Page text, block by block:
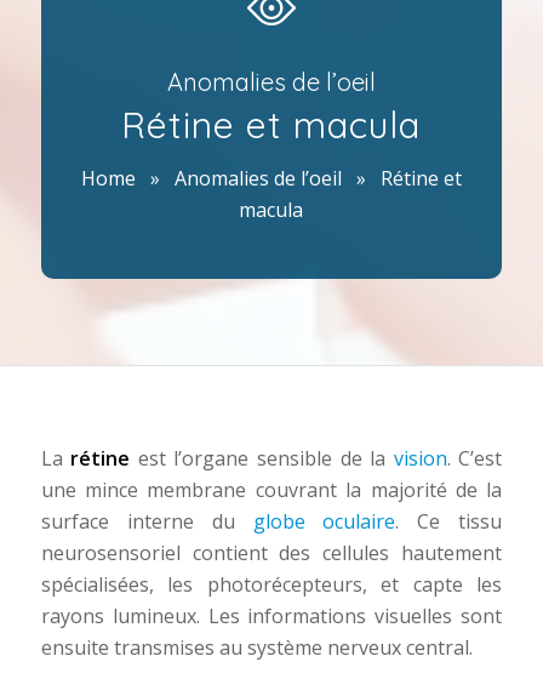
Anomalies de l’oeil
Rétine et macula
Home » Anomalies de l’oeil » Rétine et
macula
La rétine est l’organe sensible de la vision. C’est
une mince membrane couvrant la majorité de la
surface interne du globe oculaire. Ce tissu
neurosensoriel contient des cellules hautement
spécialisées, les photorécepteurs, et capte les
rayons lumineux. Les informations visuelles sont
ensuite transmises au système nerveux central.